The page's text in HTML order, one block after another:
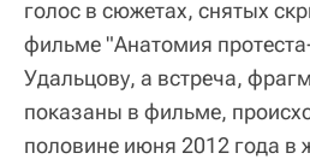
голос в сюжетах, снятых
фильме "Анатомия
Удальцову, а встреча,
показаны в фильме,
половине июня 2012 года